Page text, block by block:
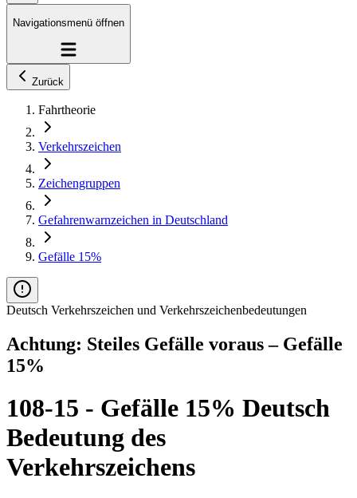
Navigationsmenü öffnen
Zurück
Fahrtheorie
Verkehrszeichen
Zeichengruppen
Gefahrenwarnzeichen in Deutschland
Gefälle 15%
Deutsch Verkehrszeichen und Verkehrszeichenbedeutungen
Achtung: Steiles Gefälle voraus – Gefälle
15%
108-15 - Gefälle 15% Deutsch
Bedeutung des
Verkehrszeichens